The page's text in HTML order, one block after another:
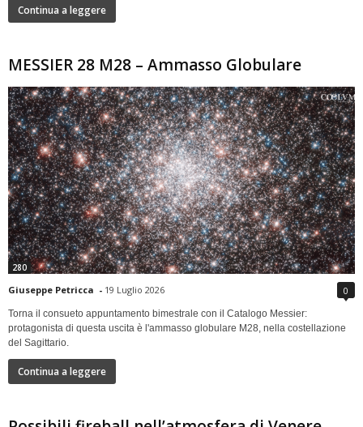
Continua a leggere
MESSIER 28 M28 – Ammasso Globulare
280
Giuseppe Petricca - 19 Luglio 2026 0
Torna il consueto appuntamento bimestrale con il Catalogo Messier:
protagonista di questa uscita è l'ammasso globulare M28, nella costellazione
del Sagittario.
Continua a leggere